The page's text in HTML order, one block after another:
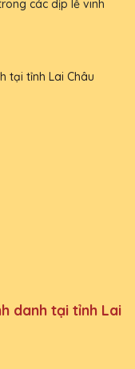
các dịp lễ vinh
danh tại tỉnh Lai